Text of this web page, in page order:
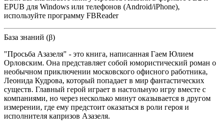
EPUB для Windows или телефонов (Android/iPhone),
используйте программу FBReader
База знаний (β)
"Просьба Азазеля" - это книга, написанная Гаем Юлием
Орловским. Она представляет собой юмористический роман о
необычном приключении московского офисного работника,
Леонида Кудрова, который попадает в мир фантастических
существ. Главный герой играет в настольную игру вместе с
компаниями, но через несколько минут оказывается в другом
измерении, где ему предстоит оказаться в роли героя и
исполнителя капризов Азазеля.